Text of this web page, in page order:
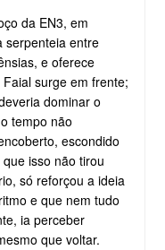
da EN3, em
serpenteia entre
e oferece
surge em frente;
dominar o
tempo não
escondido
isso não tirou
só reforçou a ideia
e que nem tudo
ia perceber
que voltar.